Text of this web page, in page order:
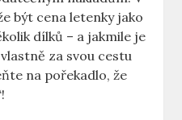
být cena letenky jako
dílků – a jakmile je
za svou cestu
na pořekadlo, že